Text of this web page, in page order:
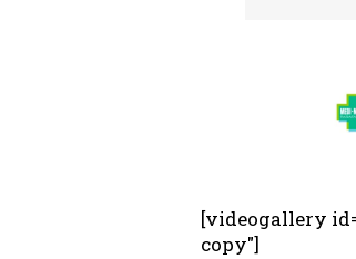
[videogallery
copy"]